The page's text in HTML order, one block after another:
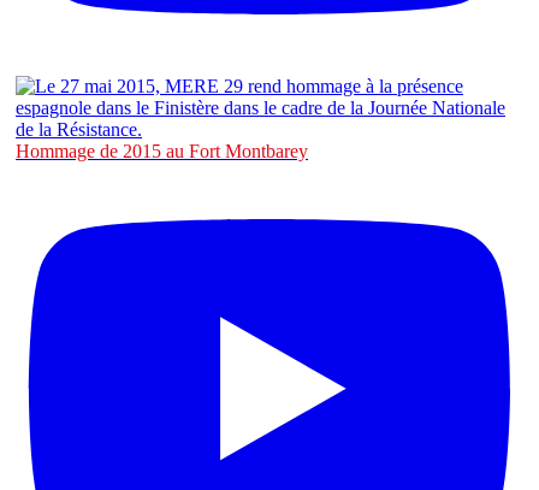
Hommage de 2015 au Fort Montbarey